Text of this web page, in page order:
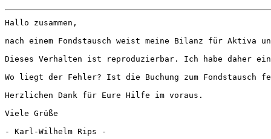
Hallo zusammen,
nach einem Fondstausch weist meine Bilanz für Aktiva
Dieses Verhalten ist reproduzierbar. Ich habe daher
Wo liegt der Fehler? Ist die Buchung zum
Herzlichen Dank für Eure Hilfe im voraus.
Viele Grüße
- Karl-Wilhelm Rips -